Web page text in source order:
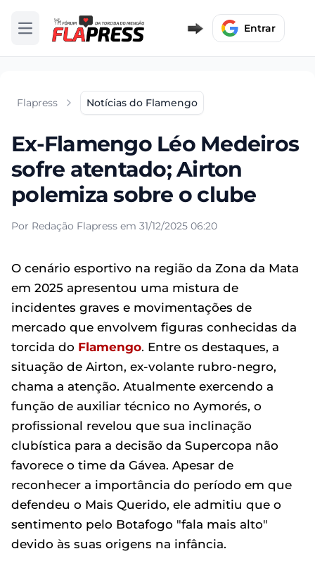
Abrir menu Entrar
Flapress Notícias do Flamengo
Ex-Flamengo Léo Medeiros
sofre atentado; Airton
polemiza sobre o clube
Por Redação Flapress em 31/12/2025 06:20
O cenário esportivo na região da Zona da Mata
em 2025 apresentou uma mistura de
incidentes graves e movimentações de
mercado que envolvem figuras conhecidas da
torcida do Flamengo. Entre os destaques, a
situação de Airton, ex-volante rubro-negro,
chama a atenção. Atualmente exercendo a
função de auxiliar técnico no Aymorés, o
profissional revelou que sua inclinação
clubística para a decisão da Supercopa não
favorece o time da Gávea. Apesar de
reconhecer a importância do período em que
defendeu o Mais Querido, ele admitiu que o
sentimento pelo Botafogo "fala mais alto"
devido às suas origens na infância.